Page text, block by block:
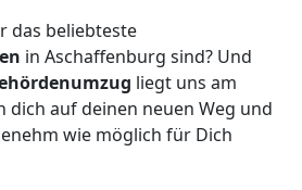
das beliebteste
in Aschaffenburg sind? Und
liegt uns am
dich auf deinen neuen Weg und
wie möglich für Dich